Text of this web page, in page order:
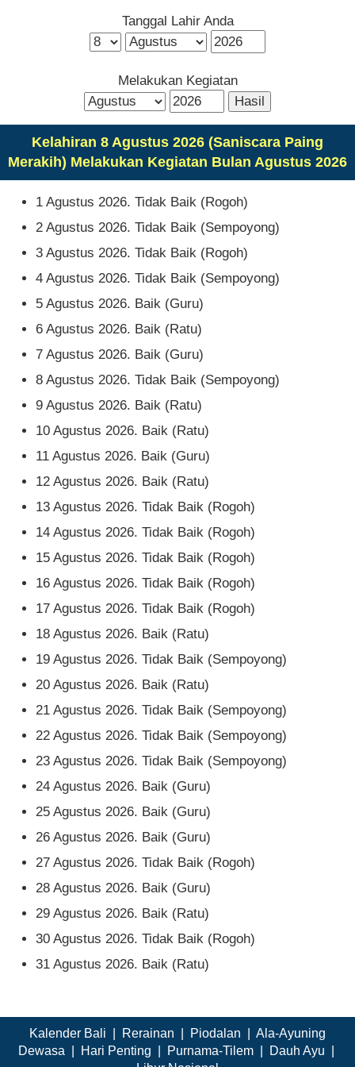
Tanggal Lahir Anda
Melakukan Kegiatan
Kelahiran 8 Agustus 2026 (Saniscara Paing
Merakih) Melakukan Kegiatan Bulan Agustus 2026
1 Agustus 2026. Tidak Baik (Rogoh)
2 Agustus 2026. Tidak Baik (Sempoyong)
3 Agustus 2026. Tidak Baik (Rogoh)
4 Agustus 2026. Tidak Baik (Sempoyong)
5 Agustus 2026. Baik (Guru)
6 Agustus 2026. Baik (Ratu)
7 Agustus 2026. Baik (Guru)
8 Agustus 2026. Tidak Baik (Sempoyong)
9 Agustus 2026. Baik (Ratu)
10 Agustus 2026. Baik (Ratu)
11 Agustus 2026. Baik (Guru)
12 Agustus 2026. Baik (Ratu)
13 Agustus 2026. Tidak Baik (Rogoh)
14 Agustus 2026. Tidak Baik (Rogoh)
15 Agustus 2026. Tidak Baik (Rogoh)
16 Agustus 2026. Tidak Baik (Rogoh)
17 Agustus 2026. Tidak Baik (Rogoh)
18 Agustus 2026. Baik (Ratu)
19 Agustus 2026. Tidak Baik (Sempoyong)
20 Agustus 2026. Baik (Ratu)
21 Agustus 2026. Tidak Baik (Sempoyong)
22 Agustus 2026. Tidak Baik (Sempoyong)
23 Agustus 2026. Tidak Baik (Sempoyong)
24 Agustus 2026. Baik (Guru)
25 Agustus 2026. Baik (Guru)
26 Agustus 2026. Baik (Guru)
27 Agustus 2026. Tidak Baik (Rogoh)
28 Agustus 2026. Baik (Guru)
29 Agustus 2026. Baik (Ratu)
30 Agustus 2026. Tidak Baik (Rogoh)
31 Agustus 2026. Baik (Ratu)
Kalender Bali Rerainan Piodalan
Ala-Ayuning
Dewasa
Hari Penting Purnama-Tilem| Dauh Ayu